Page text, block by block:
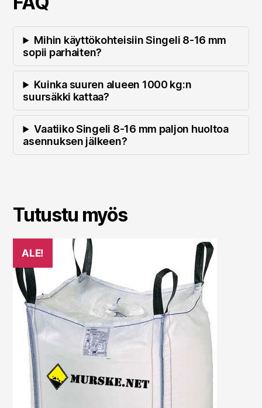
Mihin käyttökohteisiin Singeli 8-16 mm
sopii parhaiten?
Kuinka suuren alueen 1000 kg:n
suursäkki kattaa?
Vaatiiko Singeli 8-16 mm paljon huoltoa
asennuksen jälkeen?
Tutustu myös
ALE!